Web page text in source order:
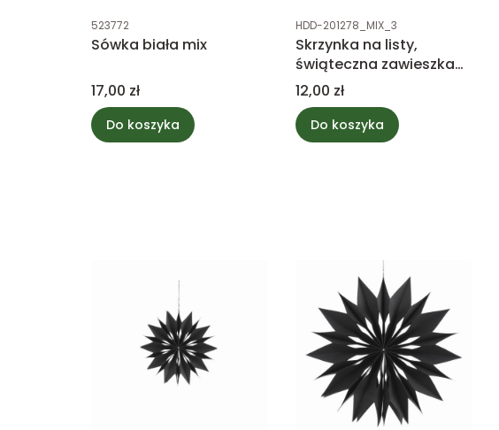
Kod produktu
523772
Sówka biała mix
Cena
17,00 zł
Do koszyka
Kod produktu
HDD-201278_MIX_3
Skrzynka na listy,
świąteczna zawieszka
zielona
Cena
12,00 zł
Do koszyka